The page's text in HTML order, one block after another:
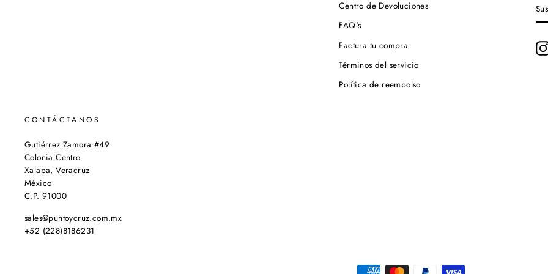
Centro de Devoluciones
FAQ's
Factura tu compra
Términos del servicio
Política de reembolso
A
DE
CONTÁCTANOS
Gutiérrez Zamora #49
Colonia Centro
Xalapa, Veracruz
México
C.P. 91000
sales@puntoycruz.com.mx
+52 (228)8186231